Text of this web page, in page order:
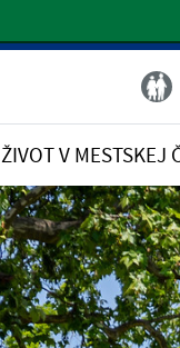
ŽIVOT V MESTSKEJ